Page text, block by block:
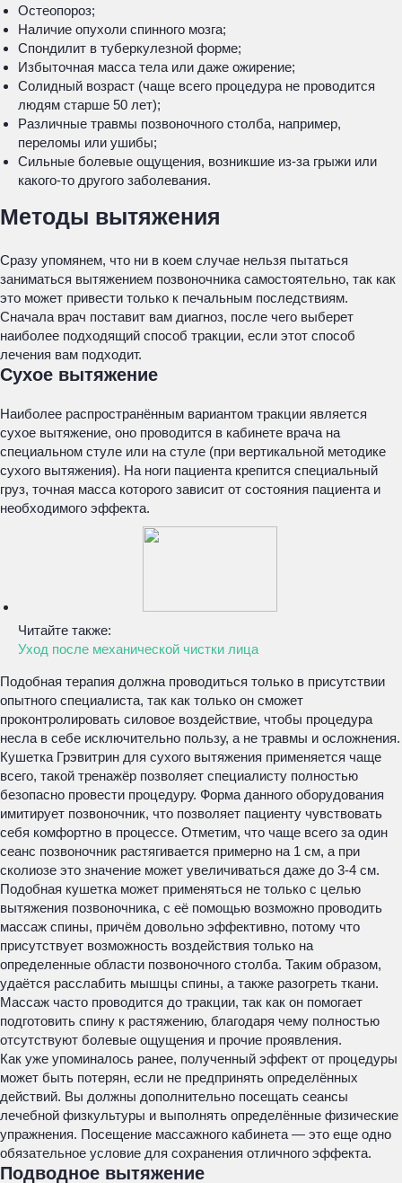
Остеопороз;
Наличие опухоли спинного мозга;
Спондилит в туберкулезной форме;
Избыточная масса тела или даже ожирение;
Солидный возраст (чаще всего процедура не проводится
людям старше 50 лет);
Различные травмы позвоночного столба, например,
переломы или ушибы;
Сильные болевые ощущения, возникшие из-за грыжи или
какого-то другого заболевания.
Методы вытяжения
Сразу упомянем, что ни в коем случае нельзя пытаться
заниматься вытяжением позвоночника самостоятельно, так как
это может привести только к печальным последствиям.
Сначала врач поставит вам диагноз, после чего выберет
наиболее подходящий способ тракции, если этот способ
лечения вам подходит.
Сухое вытяжение
Наиболее распространённым вариантом тракции является
сухое вытяжение, оно проводится в кабинете врача на
специальном стуле или на стуле (при вертикальной методике
сухого вытяжения). На ноги пациента крепится специальный
груз, точная масса которого зависит от состояния пациента и
необходимого эффекта.
Читайте также:
Уход после механической чистки лица
Подобная терапия должна проводиться только в присутствии
опытного специалиста, так как только он сможет
проконтролировать силовое воздействие, чтобы процедура
несла в себе исключительно пользу, а не травмы и осложнения.
Кушетка Грэвитрин для сухого вытяжения применяется чаще
всего, такой тренажёр позволяет специалисту полностью
безопасно провести процедуру. Форма данного оборудования
имитирует позвоночник, что позволяет пациенту чувствовать
себя комфортно в процессе. Отметим, что чаще всего за один
сеанс позвоночник растягивается примерно на 1 см, а при
сколиозе это значение может увеличиваться даже до 3-4 см.
Подобная кушетка может применяться не только с целью
вытяжения позвоночника, с её помощью возможно проводить
массаж спины, причём довольно эффективно, потому что
присутствует возможность воздействия только на
определенные области позвоночного столба. Таким образом,
удаётся расслабить мышцы спины, а также разогреть ткани.
Массаж часто проводится до тракции, так как он помогает
подготовить спину к растяжению, благодаря чему полностью
отсутствуют болевые ощущения и прочие проявления.
Как уже упоминалось ранее, полученный эффект от процедуры
может быть потерян, если не предпринять определённых
действий. Вы должны дополнительно посещать сеансы
лечебной физкультуры и выполнять определённые физические
упражнения. Посещение массажного кабинета — это еще одно
обязательное условие для сохранения отличного эффекта.
Подводное вытяжение